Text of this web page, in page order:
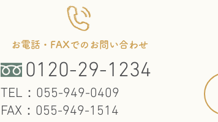
お電話・FAXでのお問い合わせ
0120-29-1234
TEL：055-949-0409
FAX：055-949-1514